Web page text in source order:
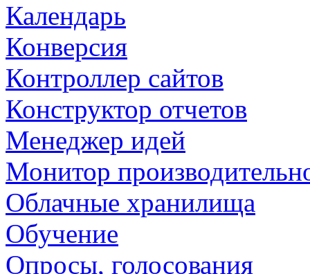
Календарь
Конверсия
Контроллер сайтов
Конструктор отчетов
Менеджер идей
Монитор
Облачные хранилища
Обучение
Опросы, голосования